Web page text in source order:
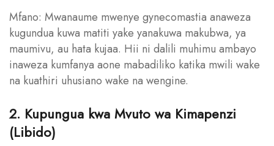
Mfano: Mwanaume mwenye gynecomastia anaweza
kugundua kuwa matiti yake yanakuwa makubwa, ya
maumivu, au hata kujaa. Hii ni dalili muhimu ambayo
inaweza kumfanya aone mabadiliko katika mwili wake
na kuathiri uhusiano wake na wengine.
2. Kupungua kwa Mvuto wa Kimapenzi
(Libido)